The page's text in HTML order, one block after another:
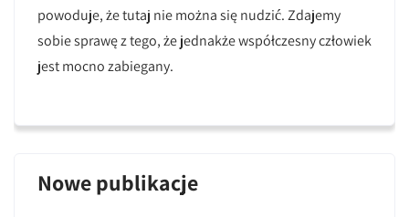
powoduje, że tutaj nie można się nudzić. Zdajemy
sobie sprawę z tego, że jednakże współczesny człowiek
jest mocno zabiegany.
Nowe publikacje